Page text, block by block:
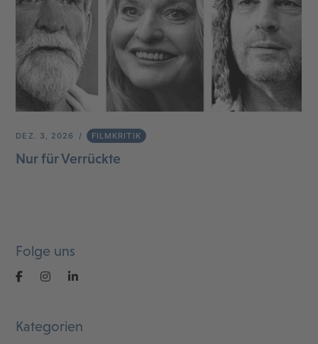
DEZ. 3, 2026 FILMKRITIK
Nur für Verrückte
Folge uns
Kategorien